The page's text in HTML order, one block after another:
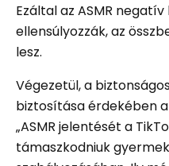
Ezáltal az ASMR
ellensúlyozzák, az
lesz.
Végezetül, a
biztosítása érdekében
„ASMR jelentését a
támaszkodniuk